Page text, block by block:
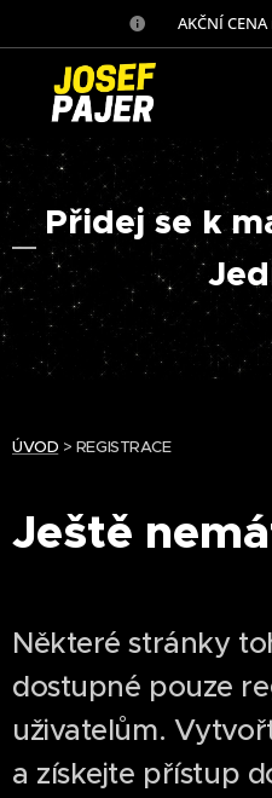
✅ AKČNÍ
Přidej se k
ÚVOD > REGISTRACE
Ještě
Některé stránky
dostupné pouze
uživatelům.
a získejte přístup